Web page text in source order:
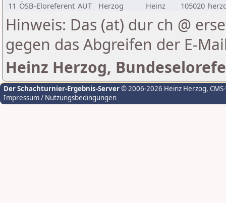
11 ÖSB-Eloreferent AUT Herzog Heinz 105020
Hinweis: Das (at) dur ch @
gegen das Abgreifen der E-
Heinz Herzog,
Der Schachturnier-Ergebnis-Server© 2006-2026 Heinz Herzog,
Impressum / Nutzungsbedingungen